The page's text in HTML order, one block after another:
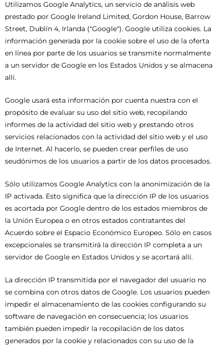
Utilizamos Google Analytics, un servicio de análisis web
prestado por Google Ireland Limited, Gordon House, Barrow
Street, Dublín 4, Irlanda ("Google"). Google utiliza cookies. La
información generada por la cookie sobre el uso de la oferta
en línea por parte de los usuarios se transmite normalmente
a un servidor de Google en los Estados Unidos y se almacena
allí.
Google usará esta información por cuenta nuestra con el
propósito de evaluar su uso del sitio web, recopilando
informes de la actividad del sitio web y prestando otros
servicios relacionados con la actividad del sitio web y el uso
de Internet. Al hacerlo, se pueden crear perfiles de uso
seudónimos de los usuarios a partir de los datos procesados.
Sólo utilizamos Google Analytics con la anonimización de la
IP activada. Esto significa que la dirección IP de los usuarios
es acortada por Google dentro de los estados miembros de
la Unión Europea o en otros estados contratantes del
Acuerdo sobre el Espacio Económico Europeo. Sólo en casos
excepcionales se transmitirá la dirección IP completa a un
servidor de Google en Estados Unidos y se acortará allí.
La dirección IP transmitida por el navegador del usuario no
se combina con otros datos de Google. Los usuarios pueden
impedir el almacenamiento de las cookies configurando su
software de navegación en consecuencia; los usuarios
también pueden impedir la recopilación de los datos
generados por la cookie y relacionados con su uso de la